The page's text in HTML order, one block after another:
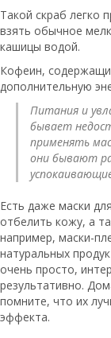
Такой скраб легко
взять обычное
кашицы водой.
Кофеин,
дополнительную
Питания и
бывает
применять
они бывают
Есть даже маски
отбелить кожу, а
например, маски-
натуральных
очень просто,
результативно.
помните, что их
эффекта.